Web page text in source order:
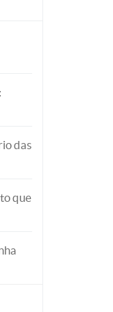
das
que